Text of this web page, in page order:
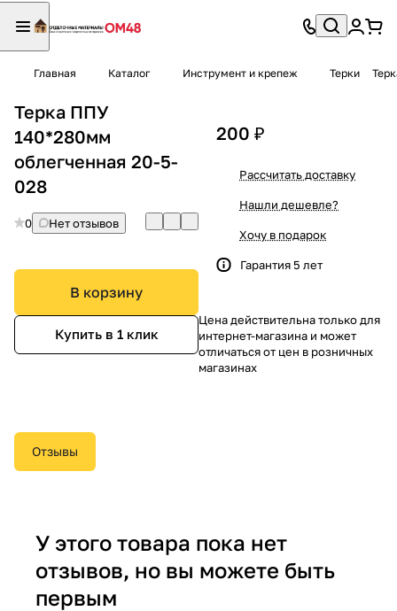
Главная Каталог Инструмент и крепеж Терки
Терка ППУ
140*280мм
облегченная 20-5-
028
0 Нет отзывов
В корзину
Купить в 1 клик
200 ₽
Рассчитать доставку
Нашли дешевле?
Хочу в подарок
Гарантия 5 лет
Цена действительна только для
интернет-магазина и может
отличаться от цен в розничных
магазинах
Отзывы
У этого товара пока нет
отзывов, но вы можете быть
первым